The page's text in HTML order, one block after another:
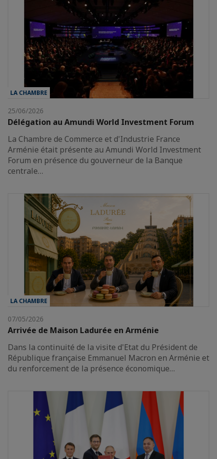
LA CHAMBRE
25/06/2026
Délégation au Amundi World Investment Forum
La Chambre de Commerce et d'Industrie France
Arménie était présente au Amundi World Investment
Forum en présence du gouverneur de la Banque
centrale…
LA CHAMBRE
07/05/2026
Arrivée de Maison Ladurée en Arménie
Dans la continuité de la visite d'Etat du Président de
République française Emmanuel Macron en Arménie et
du renforcement de la présence économique…